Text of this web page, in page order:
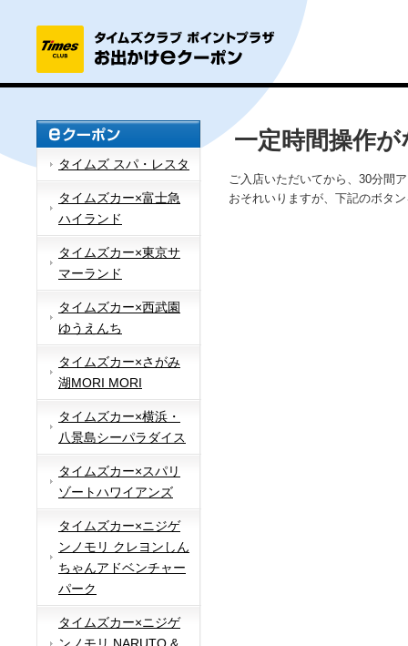
タイムズ スパ・レスタ
タイムズカー×富士急
ハイランド
タイムズカー×東京サ
マーランド
タイムズカー×西武園
ゆうえんち
タイムズカー×さがみ
湖MORI MORI
タイムズカー×横浜・
八景島シーパラダイス
タイムズカー×スパリ
ゾートハワイアンズ
タイムズカー×ニジゲ
ンノモリ クレヨンしん
ちゃんアドベンチャー
パーク
タイムズカー×ニジゲ
一定時間操作
ご入店いただいてから、30分間
おそれいりますが、下記のボタ